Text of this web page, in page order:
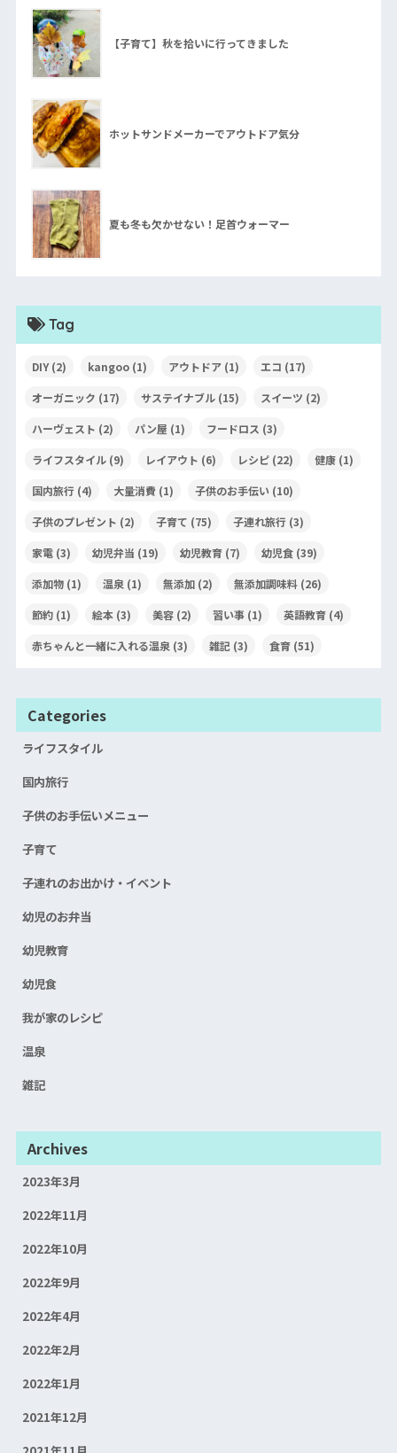
【子育て】秋を拾いに行ってきました
ホットサンドメーカーでアウトドア気分
夏も冬も欠かせない！足首ウォーマー
Tag
DIY(2) kangoo(1) アウトドア(1) エコ (17)
オーガニック (17) サステイナブル(15) スイーツ (2)
ハーヴェスト (2) パン屋 (1) フードロス (3)
ライフスタイル(9) レイアウト (6) レシピ(22) 健康(1)
国内旅行 (4) 大量消費(1) 子供のお手伝い(10)
子供のプレゼント (2) 子育て (75) 子連れ旅行 (3)
家電(3) 幼児弁当 (19) 幼児教育(7) 幼児食(39)
添加物(1) 温泉(1) 無添加(2) 無添加調味料(26)
節約(1) 絵本 (3) 美容(2) 習い事(1) 英語教育(4)
赤ちゃんと一緒に入れる温泉(3) 雑記(3) 食育(51)
Categories
ライフスタイル
国内旅行
子供のお手伝いメニュー
子育て
子連れのお出かけ・イベント
幼児のお弁当
幼児教育
幼児食
我が家のレシピ
温泉
雑記
Archives
2023年3月
2022年11月
2022年10月
2022年9月
2022年4月
2022年2月
2022年1月
2021年12月